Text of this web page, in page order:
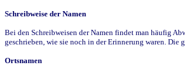
Schreibweise der Namen
Bei den Schreibweisen der Namen findet man häufig
geschrieben, wie sie noch in der Erinnerung waren. Die
Ortsnamen